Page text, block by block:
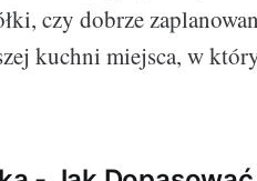
czy dobrze
kuchni miejsca, w